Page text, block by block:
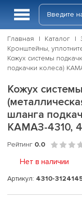
Главная Каталог
Кронштейны,
Кожух системы
подкачки колеса)
Кожух
шланга
КАМАЗ-4310,
Рейтинг 0.0
Нет в наличии
Артикул: 4310-